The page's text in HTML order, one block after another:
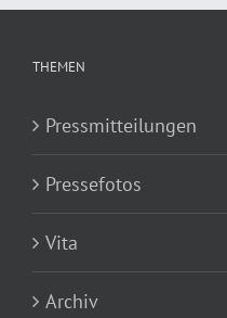
THEMEN
Pressmitteilungen
Pressefotos
Vita
Archiv